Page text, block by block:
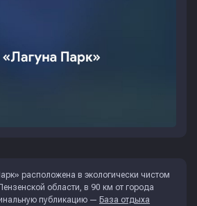
расположена в экологически чистом
области, в 90 км от города
публикацию — База отдыха